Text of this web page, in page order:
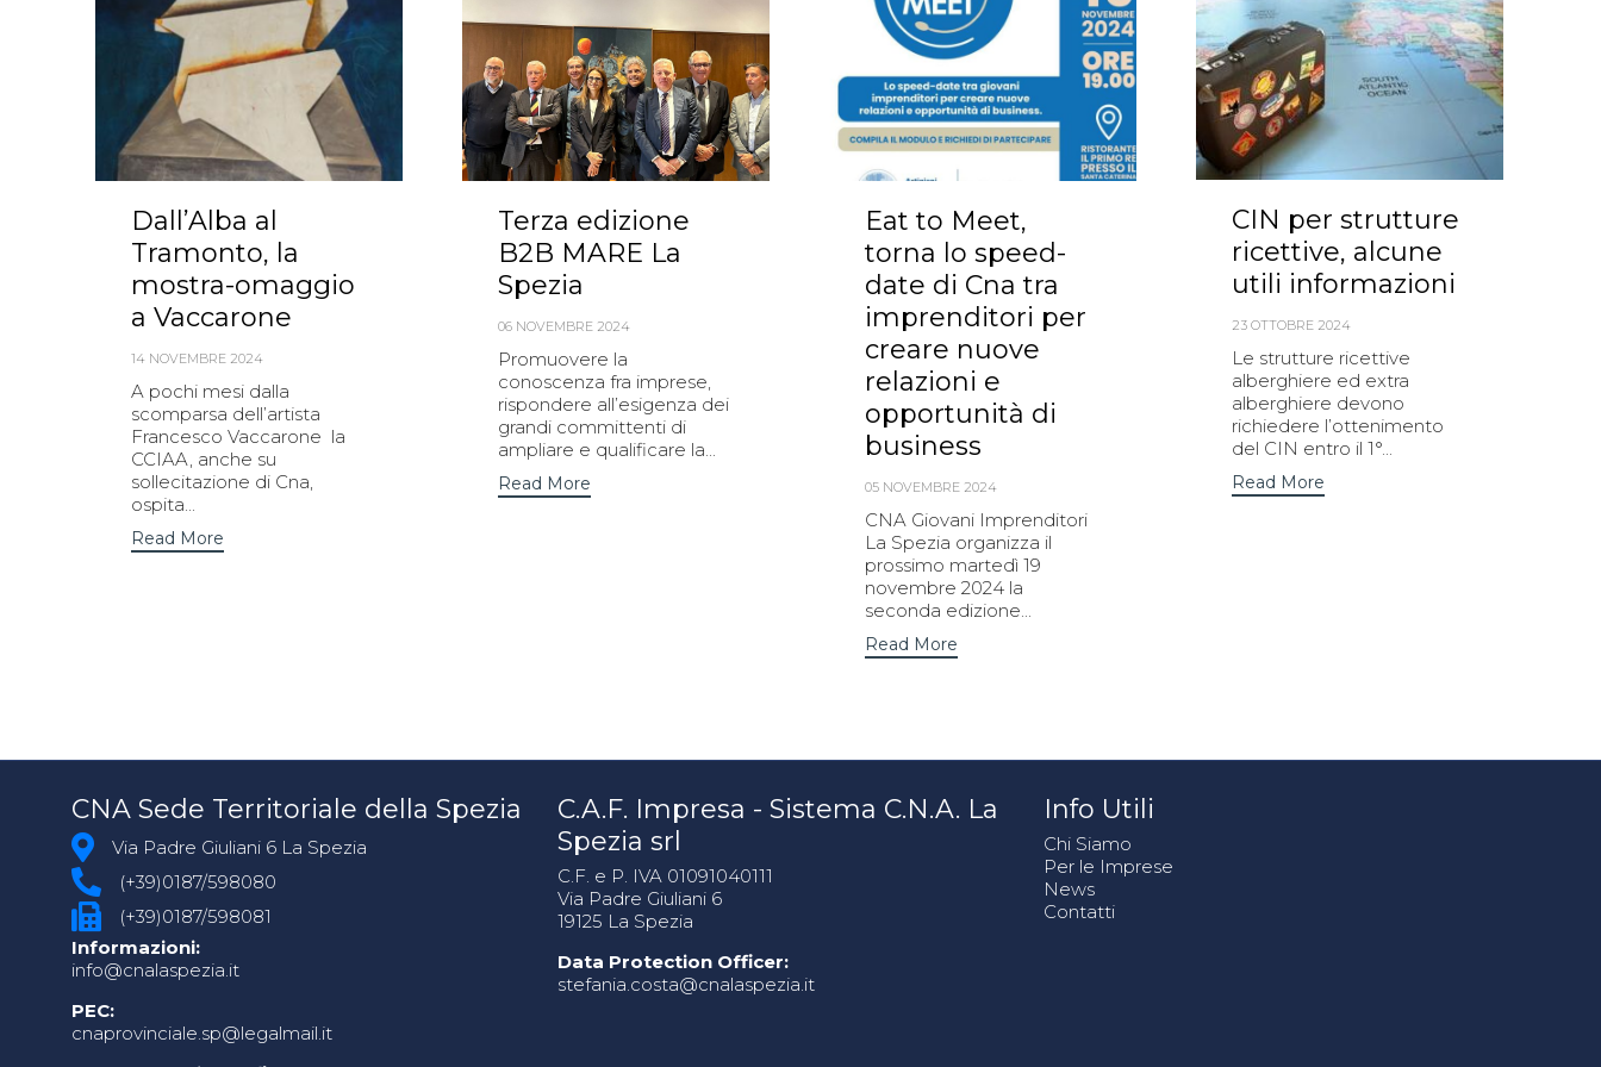
Dall’Alba al
Tramonto, la
mostra-omaggio
a Vaccarone
14 NOVEMBRE 2024
A pochi mesi dalla
scomparsa dell’artista
Francesco Vaccarone la
CCIAA, anche su
sollecitazione di Cna,
ospita...
Read More
Terza edizione
B2B MARE La
Spezia
06 NOVEMBRE 2024
Promuovere la
conoscenza fra imprese,
rispondere all’esigenza dei
grandi committenti di
ampliare e qualificare la...
Read More
Eat to Meet,
torna lo speed-
date di Cna tra
imprenditori per
creare nuove
relazioni e
opportunità di
business
05 NOVEMBRE 2024
CNA Giovani Imprenditori
La Spezia organizza il
prossimo martedì 19
novembre 2024 la
seconda edizione...
Read More
CIN per strutture
ricettive, alcune
utili informazioni
23 OTTOBRE 2024
Le strutture ricettive
alberghiere ed extra
alberghiere devono
richiedere l’ottenimento
del CIN entro il 1°...
Read More
CNA Sede Territoriale della Spezia
Via Padre Giuliani 6 La Spezia
(+39)0187/598080
(+39)0187/598081
Informazioni:
info@cnalaspezia.it
PEC:
cnaprovinciale.sp@legalmail.it
C.A.F. Impresa - Sistema C.N.A. La
Spezia srl
C.F. e P. IVA 01091040111
Via Padre Giuliani 6
19125 La Spezia
Data Protection Officer:
stefania.costa@cnalaspezia.it
Info Utili
Chi Siamo
Per le Imprese
News
Contatti